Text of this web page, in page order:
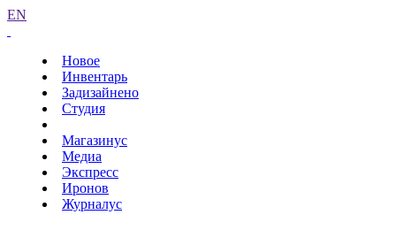
EN
Новое
Инвентарь
Задизайнено
Студия
Магазинус
Медиа
Экспресс
Иронов
Журналус